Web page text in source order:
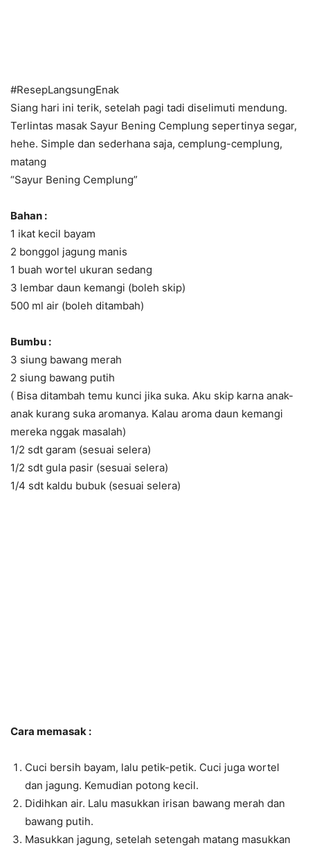
#ResepLangsungEnak
Siang hari ini terik, setelah pagi tadi diselimuti mendung.
Terlintas masak Sayur Bening Cemplung sepertinya segar,
hehe. Simple dan sederhana saja, cemplung-cemplung,
matang
“Sayur Bening Cemplung”
Bahan :
1 ikat kecil bayam
2 bonggol jagung manis
1 buah wortel ukuran sedang
3 lembar daun kemangi (boleh skip)
500 ml air (boleh ditambah)
Bumbu :
3 siung bawang merah
2 siung bawang putih
( Bisa ditambah temu kunci jika suka. Aku skip karna anak-
anak kurang suka aromanya. Kalau aroma daun kemangi
mereka nggak masalah)
1/2 sdt garam (sesuai selera)
1/2 sdt gula pasir (sesuai selera)
1/4 sdt kaldu bubuk (sesuai selera)
Cara memasak :
Cuci bersih bayam, lalu petik-petik. Cuci juga wortel
dan jagung. Kemudian potong kecil.
Didihkan air. Lalu masukkan irisan bawang merah dan
bawang putih.
Masukkan jagung, setelah setengah matang masukkan